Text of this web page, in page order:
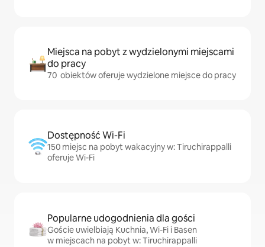
Miejsca na pobyt z wydzielonymi miejscami
do pracy
70 obiektów oferuje wydzielone miejsce do pracy
Dostępność Wi-Fi
150 miejsc na pobyt wakacyjny w: Tiruchirappalli
oferuje Wi-Fi
Popularne udogodnienia dla gości
Goście uwielbiają Kuchnia, Wi-Fi i Basen
w miejscach na pobyt w: Tiruchirappalli